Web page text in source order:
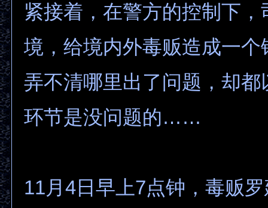
紧接着，在警方的控制下，
境，给境内外毒贩造成一个
弄不清哪里出了问题，却都
环节是没问题的……
11月4日早上7点钟，毒贩